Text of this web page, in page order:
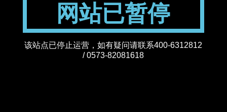
网站已暂停
该站点已停止运营，如有疑问请联系400-6312812
/ 0573-82081618